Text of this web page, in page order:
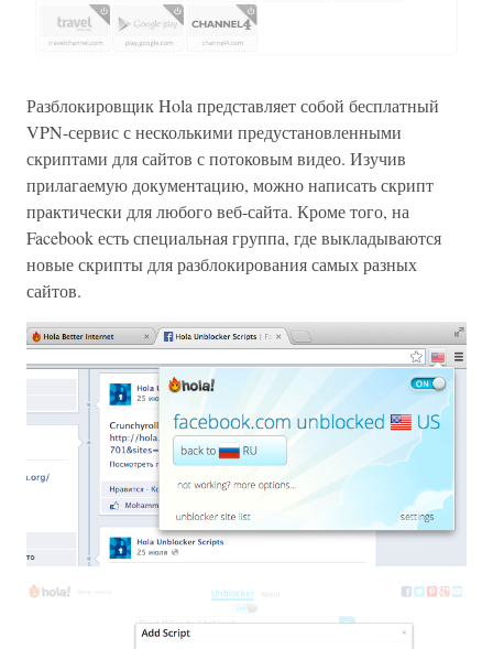
Разблокировщик Hola представляет собой бесплатный
VPN-сервис с несколькими предустановленными
скриптами для сайтов с потоковым видео. Изучив
прилагаемую документацию, можно написать скрипт
практически для любого веб-сайта. Кроме того, на
Facebook есть специальная группа, где выкладываются
новые скрипты для разблокирования самых разных
сайтов.